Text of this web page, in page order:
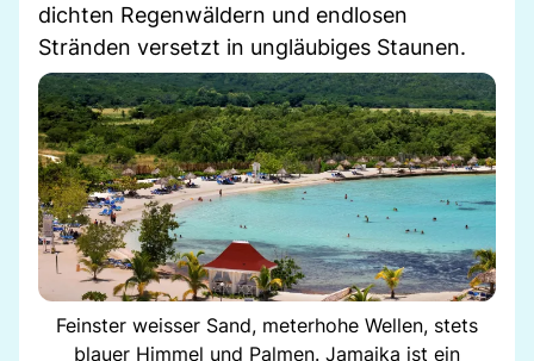
dichten Regenwäldern und endlosen
Stränden versetzt in ungläubiges Staunen.
Feinster weisser Sand, meterhohe Wellen, stets
blauer Himmel und Palmen. Jamaika ist ein